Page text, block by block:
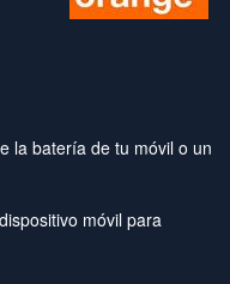
la batería de tu móvil o un
móvil para